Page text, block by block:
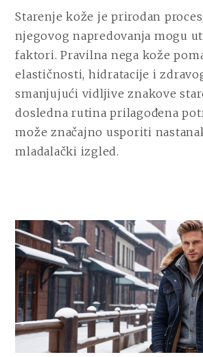
Starenje kože je prirodan
njegovog napredovanja mogu
faktori. Pravilna nega kože
elastičnosti, hidratacije i
smanjujući vidljive znakove
dosledna rutina prilagođena
može značajno usporiti
mladalački izgled.